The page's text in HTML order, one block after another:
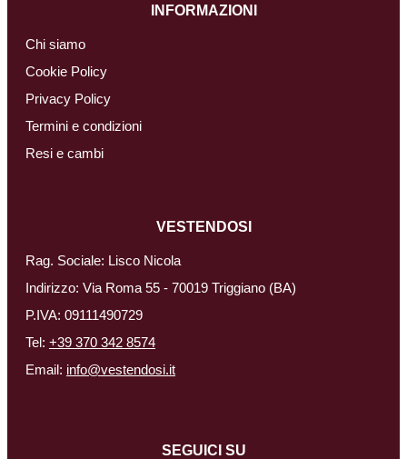
INFORMAZIONI
Chi siamo
Cookie Policy
Privacy Policy
Termini e condizioni
Resi e cambi
VESTENDOSI
Rag. Sociale: Lisco Nicola
Indirizzo: Via Roma 55 - 70019 Triggiano (BA)
P.IVA: 09111490729
Tel: +39 370 342 8574
Email: info@vestendosi.it
SEGUICI SU